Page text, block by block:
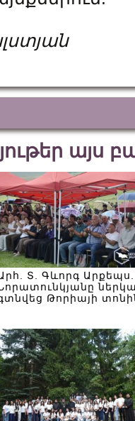
այս
Տ. Գևորգ Արքեպս.
Թորիայի